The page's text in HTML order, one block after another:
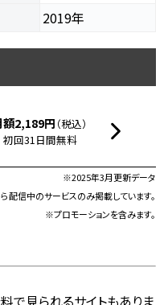
2019年
額2,189円 （税込）
初回31日間無料
※2025年3月更新データ
配信中のサービスのみ掲載しています。
※プロモーションを含みます。
で見られるサイトもありま